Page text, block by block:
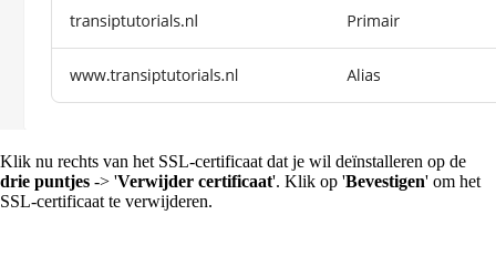
Klik nu rechts van het SSL-certificaat dat je wil deïnstalleren op de
drie puntjes -> 'Verwijder certificaat'. Klik op 'Bevestigen' om het
SSL-certificaat te verwijderen.